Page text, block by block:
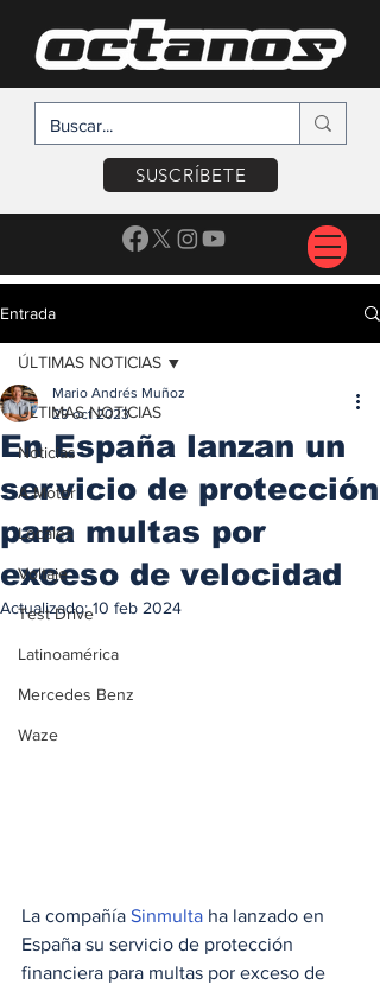
SUSCRÍBETE
Entrada
ÚLTIMAS NOTICIAS
Noticias
A Motor
Locales
Voltaje
Test Drive
Latinoamérica
Mercedes Benz
Waze
ÚLTIMAS NOTICIAS
En España lanzan un
servicio de protección
para multas por
exceso de velocidad
Mario Andrés Muñoz
29 oct 2023
Actualizado:10 feb 2024
La compañía Sinmulta ha lanzado en
España su servicio de protección
financiera para multas por exceso de